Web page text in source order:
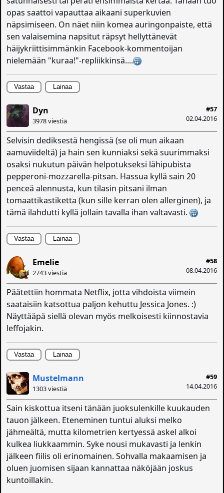
opas saattoi vapauttaa aikaani superkuvien
näpsimiseen. On näet niin komea auringonpaiste, että
sen valaisemina napsitut räpsyt hellyttänevät
häijykriittisimmänkin Facebook-kommentoijan
nielemään "kuraa!"-repliikkinsä....
Vastaa Lainaa
#57
02.04.2016
Dyn
3978 viestiä
Selvisin dediksestä hengissä (se oli mun aikaan
aamuviideltä) ja hain sen kunniaksi sekä suurimmaksi
osaksi nukutun päivän helpotukseksi lähipubista
pepperoni-mozzarella-pitsan. Hassua kyllä sain 20
penceä alennusta, kun tilasin pitsani ilman
tomaattikastiketta (kun sille kerran olen allerginen), ja
tämä ilahdutti kyllä jollain tavalla ihan valtavasti.
Vastaa Lainaa
#58
08.04.2016
Emelie
2743 viestiä
Päätettiin hommata Netflix, jotta vihdoista viimein
saataisiin katsottua paljon kehuttu Jessica Jones. :)
Näyttääpä siellä olevan myös melkoisesti kiinnostavia
leffojakin.
Vastaa Lainaa
#59
14.04.2016
Mustelmann
1303 viestiä
Sain kiskottua itseni tänään juoksulenkille kuukauden
tauon jälkeen. Eteneminen tuntui aluksi melko
jähmeältä, mutta kilometrien kertyessä askel alkoi
kulkea liukkaammin. Syke nousi mukavasti ja lenkin
jälkeen fiilis oli erinomainen. Sohvalla makaamisen ja
oluen juomisen sijaan kannattaa näköjään joskus
kuntoillakin.